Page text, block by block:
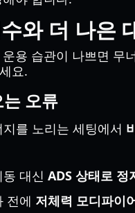
와 더 나은
용 습관이 나쁘면 무
요.
오류
를 노리는 세팅에서
대신 ADS 상태로 정
전에 저체력 모디파이